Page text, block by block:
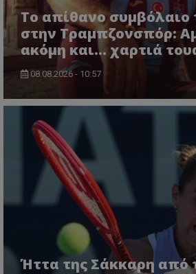
Το απίθανο συμβόλαιο
στην Τραμπζονσπόρ:
ακόμη και... χαρτιά
08.08.2026 - 10:57
Ήττα της Σάκκαρη από